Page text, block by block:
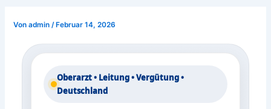
Vonadmin /Februar 14, 2026
Oberarzt • Leitung • Vergütung •
Deutschland